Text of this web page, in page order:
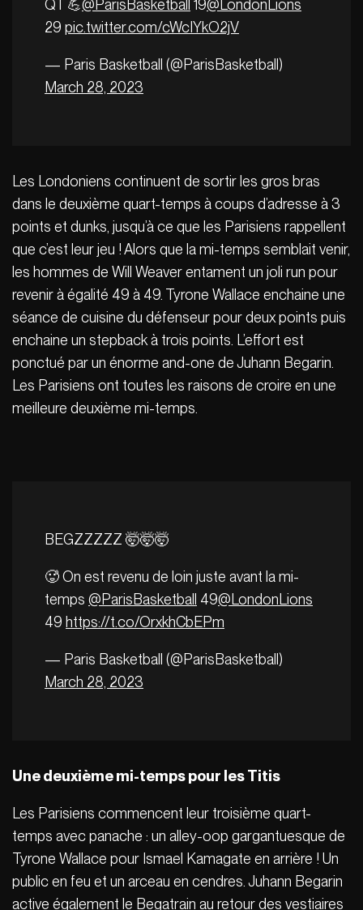
QT 💪@ParisBasketball 19@LondonLions
29 pic.twitter.com/cWcIYkO2jV
— Paris Basketball (@ParisBasketball)
March 28, 2023
Les Londoniens continuent de sortir les gros bras
dans le deuxième quart-temps à coups d’adresse à 3
points et dunks, jusqu’à ce que les Parisiens rappellent
que c’est leur jeu ! Alors que la mi-temps semblait venir,
les hommes de Will Weaver entament un joli run pour
revenir à égalité 49 à 49. Tyrone Wallace enchaine une
séance de cuisine du défenseur pour deux points puis
enchaine un stepback à trois points. L’effort est
ponctué par un énorme and-one de Juhann Begarin.
Les Parisiens ont toutes les raisons de croire en une
meilleure deuxième mi-temps.
BEGZZZZZ 🤯🤯🤯
🥵 On est revenu de loin juste avant la mi-
temps @ParisBasketball 49@LondonLions
49 https://t.co/OrxkhCbEPm
— Paris Basketball (@ParisBasketball)
March 28, 2023
Une deuxième mi-temps pour les Titis
Les Parisiens commencent leur troisième quart-
temps avec panache : un alley-oop gargantuesque de
Tyrone Wallace pour Ismael Kamagate en arrière ! Un
public en feu et un arceau en cendres. Juhann Begarin
active également le Begatrain au retour des vestiaires